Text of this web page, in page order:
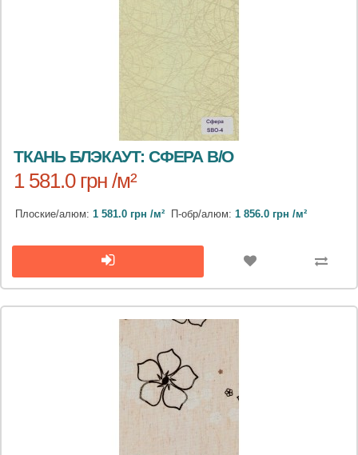
ТКАНЬ БЛЭКАУТ: СФЕРА B/O
1 581.0 грн /м²
Плоские/алюм: 1 581.0 грн /м² П-обр/алюм: 1 856.0 грн /м²